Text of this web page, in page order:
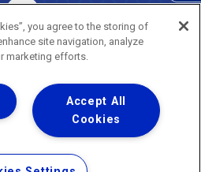
® 2026 - Todos os Direitos Reservados.
movimenta a vida
Uso de Sites e Aplicativos
you agree to the storing of
site navigation, analyze
marketing efforts.
Accept All
Cookies